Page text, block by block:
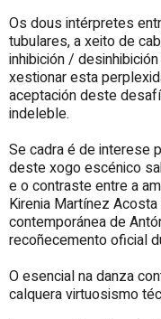
Os dous intérpretes
tubulares, a xeito de
inhibición /
xestionar esta
aceptación deste
indeleble.
Se cadra é de interese
deste xogo escénico
e o contraste entre a
Kirenia Martínez
contemporánea de
recoñecemento oficial
O esencial na danza
calquera virtuosismo